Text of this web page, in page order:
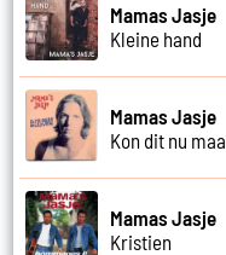
Mamas Jasje
Kleine hand
Mamas Jasje
Kon dit nu
Mamas Jasje
Kristien